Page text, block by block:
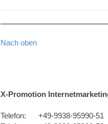
Nach oben
X-Promotion
Telefon: +49-9938-95990-51